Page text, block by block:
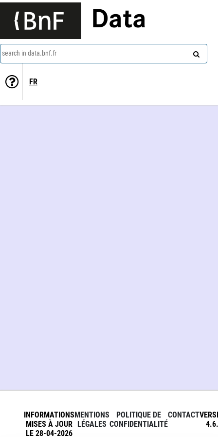
Data
search in data.bnf.fr
FR
INFORMATIONS
MISES À JOUR
LE 28-04-2026
MENTIONS
LÉGALES
POLITIQUE DE
CONFIDENTIALITÉ
CONTACT